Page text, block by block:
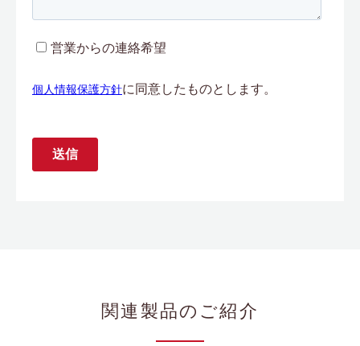
関連製品のご紹介